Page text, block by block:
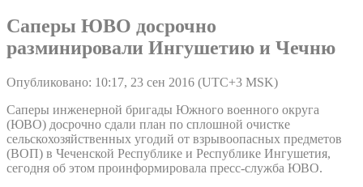
Саперы ЮВО досрочно
разминировали Ингушетию и Чечню
Опубликовано: 10:17, 23 сен 2016 (UTC+3 MSK)
Саперы инженерной бригады Южного военного округа
(ЮВО) досрочно сдали план по сплошной очистке
сельскохозяйственных угодий от взрывоопасных предметов
(ВОП) в Чеченской Республике и Республике Ингушетия,
сегодня об этом проинформировала пресс-служба ЮВО.